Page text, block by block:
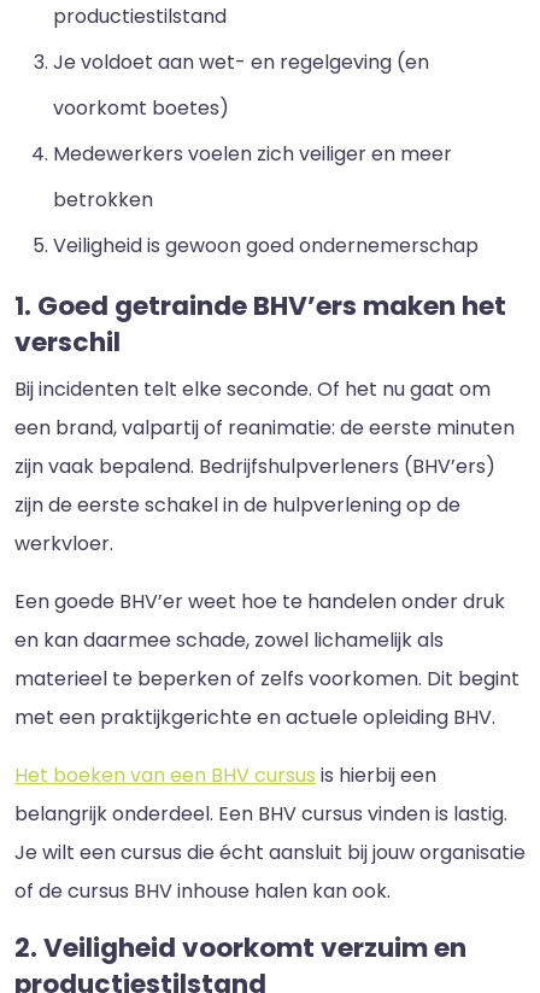
productiestilstand
Je voldoet aan wet- en regelgeving (en
voorkomt boetes)
Medewerkers voelen zich veiliger en meer
betrokken
Veiligheid is gewoon goed ondernemerschap
1. Goed getrainde BHV’ers maken het
verschil
Bij incidenten telt elke seconde. Of het nu gaat om
een brand, valpartij of reanimatie: de eerste minuten
zijn vaak bepalend. Bedrijfshulpverleners (BHV’ers)
zijn de eerste schakel in de hulpverlening op de
werkvloer.
Een goede BHV’er weet hoe te handelen onder druk
en kan daarmee schade, zowel lichamelijk als
materieel te beperken of zelfs voorkomen. Dit begint
met een praktijkgerichte en actuele opleiding BHV.
Het boeken van een BHV cursus is hierbij een
belangrijk onderdeel. Een BHV cursus vinden is lastig.
Je wilt een cursus die écht aansluit bij jouw organisatie
of de cursus BHV inhouse halen kan ook.
2. Veiligheid voorkomt verzuim en
productiestilstand